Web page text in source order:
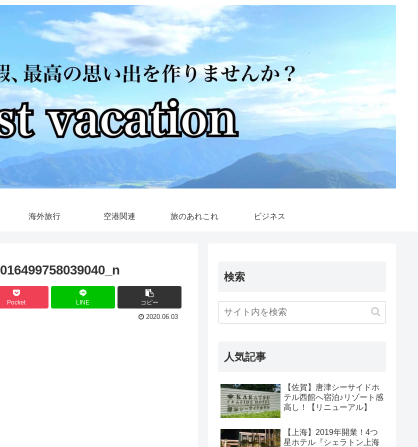
海外旅行 空港関連 旅のあれこれ ビジネス
Pocket LINE コピー
2020.06.03
検索
人気記事
【佐賀】唐津シーサイドホ
テル西館へ宿泊♪リゾート感
高し！【リニューアル】
【上海】2019年開業！4つ
星ホテル『シェラトン上海